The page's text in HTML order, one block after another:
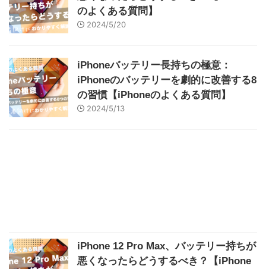
のよくある質問】
2024/5/20
iPhoneバッテリー長持ちの極意：
iPhoneのバッテリーを劇的に改善する8
の習慣【iPhoneのよくある質問】
2024/5/13
iPhone 12 Pro Max、バッテリー持ちが
悪くなったらどうするべき？【iPhone